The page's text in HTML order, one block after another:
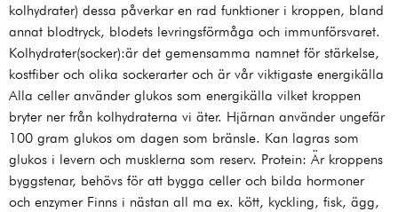
kolhydrater) dessa påverkar en rad funktioner i kroppen, bland
annat blodtryck, blodets levringsförmåga och immunförsvaret.
Kolhydrater(socker):är det gemensamma namnet för stärkelse,
kostfiber och olika sockerarter och är vår viktigaste energikälla
Alla celler använder glukos som energikälla vilket kroppen
bryter ner från kolhydraterna vi äter. Hjärnan använder ungefär
100 gram glukos om dagen som bränsle. Kan lagras som
glukos i levern och musklerna som reserv. Protein: Är kroppens
byggstenar, behövs för att bygga celler och bilda hormoner
och enzymer Finns i nästan all ma ex. kött, kyckling, fisk, ägg,